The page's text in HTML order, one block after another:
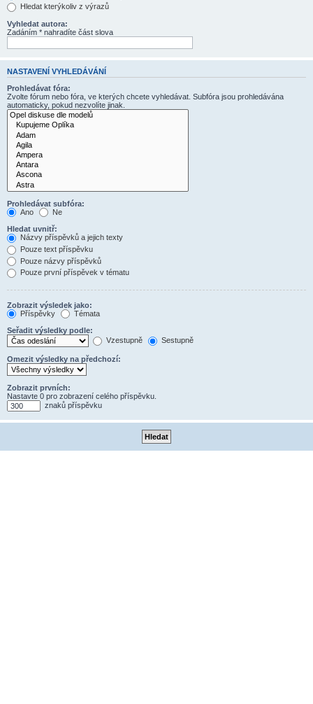
Hledat kterýkoliv z výrazů
Vyhledat autora:
Zadáním * nahradíte část slova
NASTAVENÍ VYHLEDÁVÁNÍ
Prohledávat fóra:
Zvolte fórum nebo fóra, ve kterých chcete vyhledávat. Subfóra jsou prohledávána
automaticky, pokud nezvolíte jinak.
Prohledávat subfóra:
Ano
Ne
Hledat uvnitř:
Názvy příspěvků a jejich texty
Pouze text příspěvku
Pouze názvy příspěvků
Pouze první příspěvek v tématu
Zobrazit výsledek jako:
Příspěvky
Témata
Seřadit výsledky podle:
Vzestupně
Sestupně
Omezit výsledky na předchozí:
Zobrazit prvních:
Nastavte 0 pro zobrazení celého příspěvku.
znaků příspěvku